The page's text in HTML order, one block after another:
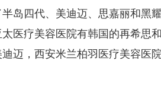
岛四代、美迪迈、思嘉丽和黑
医疗美容医院有韩国的再希思
迈，西安米兰柏羽医疗美容医